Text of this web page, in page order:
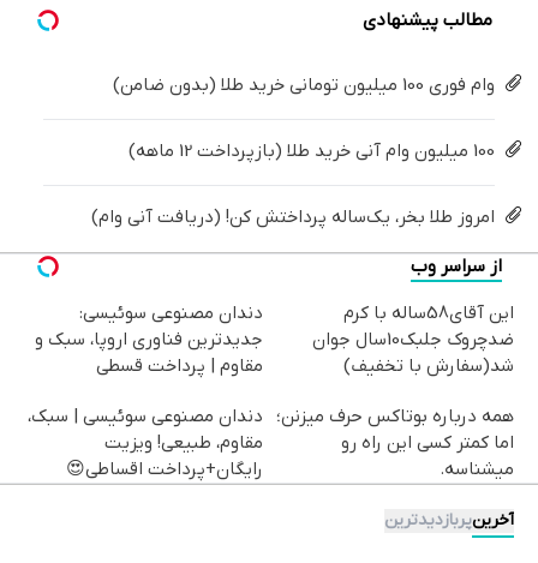
مطالب پیشنهادی
وام فوری 100 میلیون تومانی خرید طلا (بدون ضامن)
100 میلیون وام آنی خرید طلا (بازپرداخت 12 ماهه)
امروز طلا بخر، یک‌ساله پرداختش کن! (دریافت آنی وام)
از سراسر وب
این آقای58ساله با کرم
ضدچروک جلبک10سال جوان
شد(سفارش با تخفیف)
دندان مصنوعی سوئیسی:
جدیدترین فناوری اروپا، سبک و
مقاوم | پرداخت قسطی
همه درباره بوتاکس حرف میزنن؛
اما کمتر کسی این راه رو
میشناسه.
دندان مصنوعی سوئیسی | سبک،
مقاوم، طبیعی! ویزیت
رایگان+پرداخت اقساطی😍
آخرینپربازدیدترین